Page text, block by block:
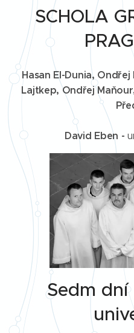
SCHOLA
Hasan El-Dunia, Ondřej
Lajtkep,Ondřej Maňour
David Eben -
Sedm dní